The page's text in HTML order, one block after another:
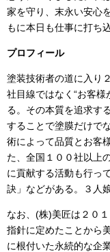
家を守り、末永い安心
もに本日も仕事に打ち
プロフィール
塗装技術者の道に入り
社目線ではなく“お客
る。その本質を追求す
することで塗膜だけで
術によって品質とお客
た、全国１００社以上
に貢献する活動も行っ
訣」などがある。３人娘
なお、 (株)美匠は２０
指針に定めたことから
に根付いた永続的な企